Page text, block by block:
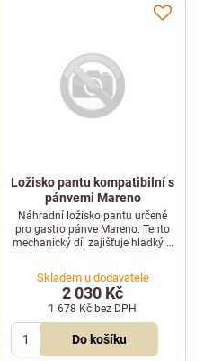
Ložisko pantu kompatibilní s
pánvemi Mareno
Náhradní ložisko pantu určené
pro gastro pánve Mareno. Tento
mechanický díl zajišťuje hladký a
Skladem u dodavatele
2 030 Kč
1 678 Kč bez DPH
Do košíku